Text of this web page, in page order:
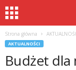
Strona główna
AKTUALNOŚCI
Budżet dla